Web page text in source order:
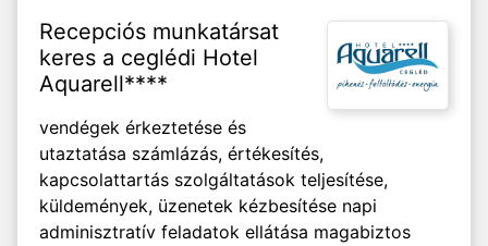
Recepciós munkatársat
keres a ceglédi Hotel
Aquarell****
vendégek érkeztetése és
utaztatása számlázás, értékesítés,
kapcsolattartás szolgáltatások teljesítése,
küldemények, üzenetek kézbesítése napi
adminisztratív feladatok ellátása magabiztos